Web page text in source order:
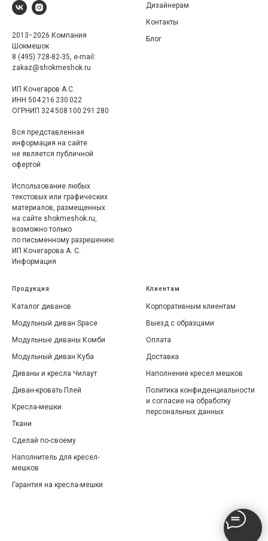
2013−2026 Компания
Шокмешок
8 (495) 728-82-35, e-mail:
zakaz@shokmeshok.ru
ИП Кочегаров А.С.
ИНН 504 216 230 022
ОГРНИП 324 508 100 291 280
Вся представленная
информация на сайте
не является публичной
офертой
Использование любых
текстовых или графических
материалов, размещенных
на сайте shokmeshok.ru,
возможно только
по письменному разрешению
ИП Кочегарова А. С.
Информация
Дизайнерам
Контакты
Блог
Продукция
Каталог диванов
Модульный диван Space
Модульные диваны Комби
Модульный диван Куба
Диваны и кресла Чилаут
Диван-кровать Плей
Кресла-мешки
Ткани
Сделай по-своему
Наполнитель для кресел-
мешков
Гарантия на кресла-мешки
Клиентам
Корпоративным клиентам
Выезд с образцами
Оплата
Доставка
Наполнение кресел мешков
Политика конфиденциальности
и согласие на обработку
персональных данных